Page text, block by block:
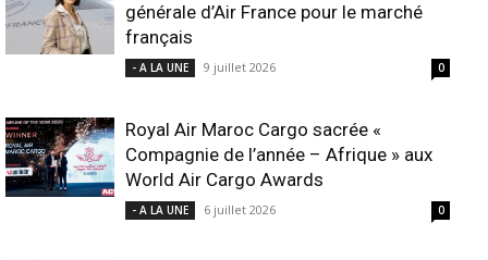
générale d’Air France pour le marché
français
- A LA UNE 9 juillet 2026 0
Royal Air Maroc Cargo sacrée «
Compagnie de l’année – Afrique » aux
World Air Cargo Awards
- A LA UNE 6 juillet 2026 0